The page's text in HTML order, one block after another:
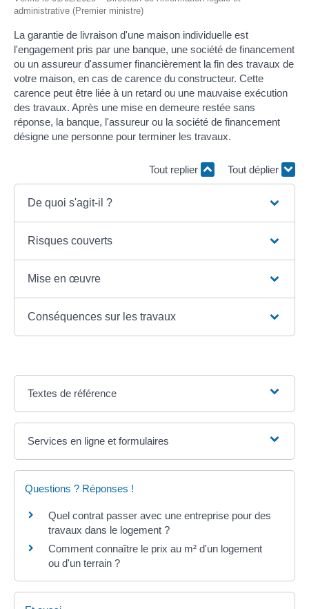
administrative (Premier ministre)
La garantie de livraison d'une maison individuelle est
l'engagement pris par une banque, une société de financement
ou un assureur d'assumer financièrement la fin des travaux de
votre maison, en cas de carence du constructeur. Cette
carence peut être liée à un retard ou une mauvaise exécution
des travaux. Après une mise en demeure restée sans
réponse, la banque, l'assureur ou la société de financement
désigne une personne pour terminer les travaux.
Tout replier Tout déplier
De quoi s'agit-il ?
Risques couverts
Mise en œuvre
Conséquences sur les travaux
Textes de référence
Services en ligne et formulaires
Questions ? Réponses !
Quel contrat passer avec une entreprise pour des
travaux dans le logement ?
Comment connaître le prix au m² d'un logement
ou d'un terrain ?